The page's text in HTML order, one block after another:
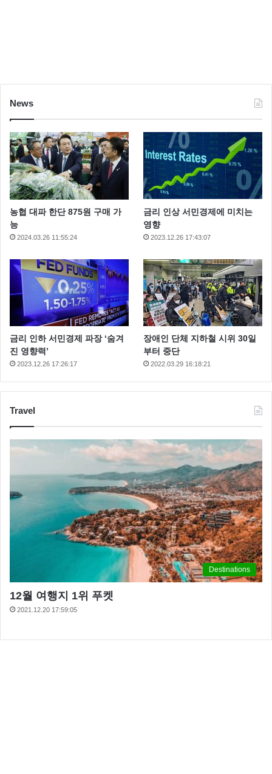
News
농협 대파 한단 875원 구매 가
능
2024.03.26 11:55:24
금리 인상 서민경제에 미치는
영향
2023.12.26 17:43:07
금리 인하 서민경제 파장 ‘숨겨
진 영향력’
2023.12.26 17:26:17
장애인 단체 지하철 시위 30일
부터 중단
2022.03.29 16:18:21
Travel
Destinations
12월 여행지 1위 푸켓
2021.12.20 17:59:05